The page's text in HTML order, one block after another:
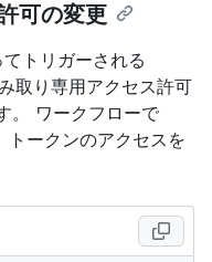
可の変更
トリガーされる
取り専用アクセス許可
。 ワークフローで
トークンのアクセスを